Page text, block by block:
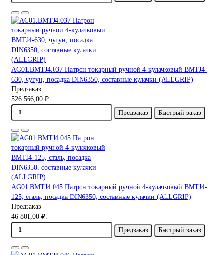
AG01.BMTJ4.037 Патрон токарный ручной 4-кулачковый BMTJ4-
630, чугун, посадка DIN6350, составные кулачки (ALLGRIP)
Предзаказ
526 566,00 ₽.
Предзаказ
Быстрый заказ
AG01.BMTJ4.045 Патрон токарный ручной 4-кулачковый BMTJ4-
125, сталь, посадка DIN6350, составные кулачки (ALLGRIP)
Предзаказ
46 801,00 ₽.
Предзаказ
Быстрый заказ